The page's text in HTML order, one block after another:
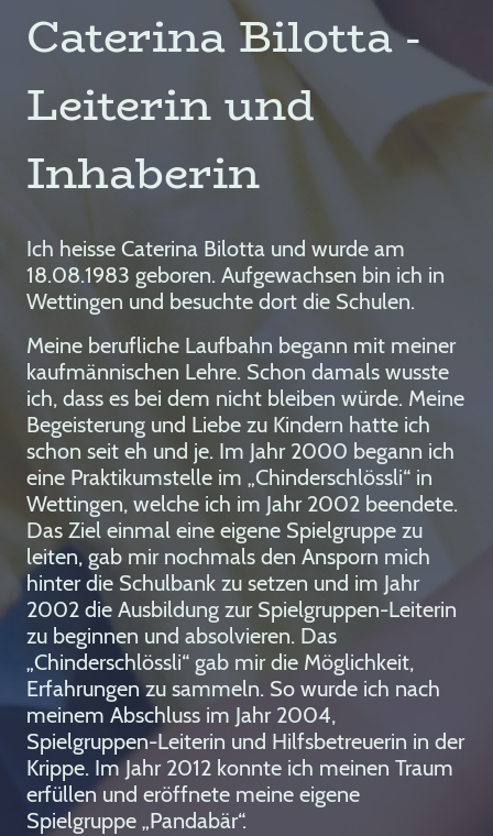
Caterina Bilotta -
Leiterin und
Inhaberin
Ich heisse Caterina Bilotta und wurde am
18.08.1983 geboren. Aufgewachsen bin ich in
Wettingen und besuchte dort die Schulen.
Meine berufliche Laufbahn begann mit meiner
kaufmännischen Lehre. Schon damals wusste
ich, dass es bei dem nicht bleiben würde. Meine
Begeisterung und Liebe zu Kindern hatte ich
schon seit eh und je. Im Jahr 2000 begann ich
eine Praktikumstelle im „Chinderschlössli“ in
Wettingen, welche ich im Jahr 2002 beendete.
Das Ziel einmal eine eigene Spielgruppe zu
leiten, gab mir nochmals den Ansporn mich
hinter die Schulbank zu setzen und im Jahr
2002 die Ausbildung zur Spielgruppen-Leiterin
zu beginnen und absolvieren. Das
„Chinderschlössli“ gab mir die Möglichkeit,
Erfahrungen zu sammeln. So wurde ich nach
meinem Abschluss im Jahr 2004,
Spielgruppen-Leiterin und Hilfsbetreuerin in der
Krippe. Im Jahr 2012 konnte ich meinen Traum
erfüllen und eröffnete meine eigene
Spielgruppe „Pandabär“.